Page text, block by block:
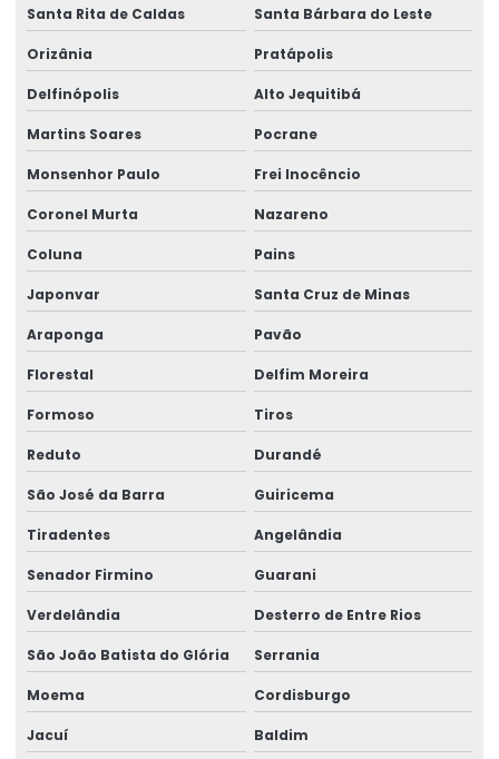
Santa Rita de Caldas Santa Bárbara do Leste
Orizânia Pratápolis
Delfinópolis Alto Jequitibá
Martins Soares Pocrane
Monsenhor Paulo Frei Inocêncio
Coronel Murta Nazareno
Coluna Pains
Japonvar Santa Cruz de Minas
Araponga Pavão
Florestal Delfim Moreira
Formoso Tiros
Reduto Durandé
São José da Barra Guiricema
Tiradentes Angelândia
Senador Firmino Guarani
Verdelândia Desterro de Entre Rios
São João Batista do Glória Serrania
Moema Cordisburgo
Jacuí Baldim